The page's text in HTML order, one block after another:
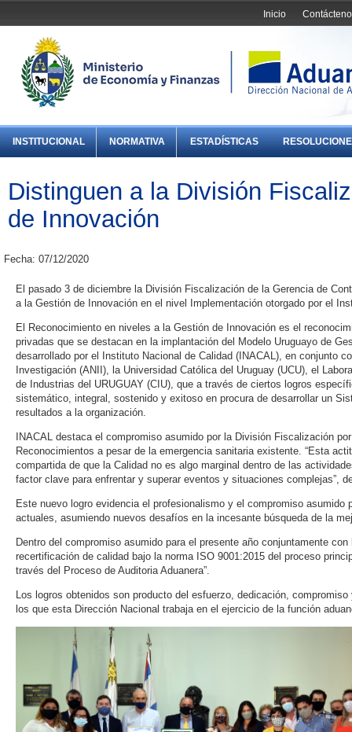
Inicio
INSTITUCIONAL NORMATIVA ESTADÍSTICAS
Distinguen a la División
de Innovación
Fecha: 07/12/2020
El pasado 3 de diciembre la División Fiscalización de la Gerencia de
a la Gestión de Innovación en el nivel Implementación otorgado por el
El Reconocimiento en niveles a la Gestión de Innovación es el
privadas que se destacan en la implantación del Modelo Uruguayo de
desarrollado por el Instituto Nacional de Calidad (INACAL), en conjunto
Investigación (ANII), la Universidad Católica del Uruguay (UCU), el
de Industrias del URUGUAY (CIU), que a través de ciertos logros
sistemático, integral, sostenido y exitoso en procura de desarrollar un
resultados a la organización.
INACAL destaca el compromiso asumido por la División Fiscalización
Reconocimientos a pesar de la emergencia sanitaria existente. “Esta
compartida de que la Calidad no es algo marginal dentro de las
factor clave para enfrentar y superar eventos y situaciones complejas”,
Este nuevo logro evidencia el profesionalismo y el compromiso
actuales, asumiendo nuevos desafíos en la incesante búsqueda de la
Dentro del compromiso asumido para el presente año conjuntamente
recertificación de calidad bajo la norma ISO 9001:2015 del proceso
través del Proceso de Auditoria Aduanera”.
Los logros obtenidos son producto del esfuerzo, dedicación,
los que esta Dirección Nacional trabaja en el ejercicio de la función